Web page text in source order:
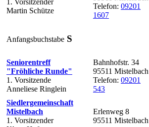
Martin Schütze
Telefon: 09201
1607
Anfangsbuchstabe S
Seniorentreff
"Fröhliche Runde"
1. Vorsitzende
Anneliese Ringlein
Bahnhofstr. 34
95511 Mistelbach
Telefon: 09201
543
Siedlergemeinschaft
Mistelbach
1. Vorsitzender
Erlenweg 8
95511 Mistelbach